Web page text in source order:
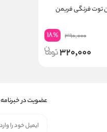
توت فرنگی فریمن
390,000
18%
320,000
عضویت در خبرنامه